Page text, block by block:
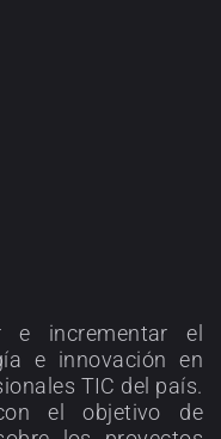
e incrementar el
e innovación en
TIC del país.
el objetivo de